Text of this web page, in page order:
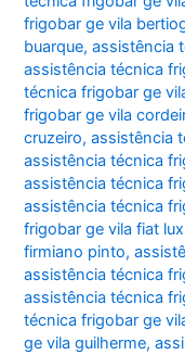
frigobar ge vila
buarque,assistência
assistência técnica
técnica frigobar ge
frigobar ge vila
cruzeiro,assistência
assistência técnica
assistência técnica
assistência técnica
frigobar ge vila fiat lux
firmiano pinto,
assistência técnica
assistência técnica
técnica frigobar ge
ge vila guilherme,